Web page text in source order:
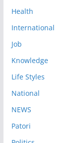
Health
International
Job
Knowledge
Life Styles
National
NEWS
Patori